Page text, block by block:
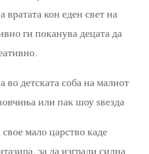
вратата кон еден свет на
ги поканува децата да
во детската соба на малиот
или пак шоу ѕвезда
мало царство каде
за да изгради силна